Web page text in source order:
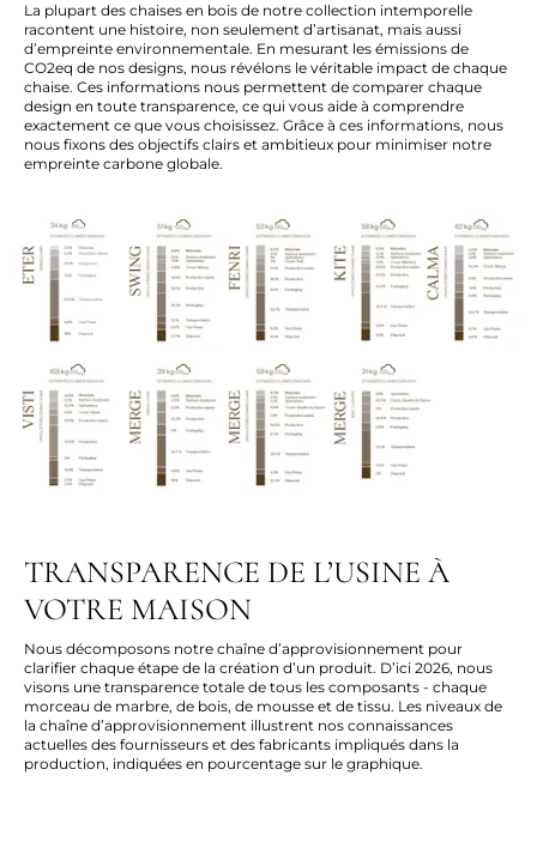
La plupart des chaises en bois de notre collection intemporelle
racontent une histoire, non seulement d’artisanat, mais aussi
d’empreinte environnementale. En mesurant les émissions de
CO2eq de nos designs, nous révélons le véritable impact de chaque
chaise. Ces informations nous permettent de comparer chaque
design en toute transparence, ce qui vous aide à comprendre
exactement ce que vous choisissez. Grâce à ces informations, nous
nous fixons des objectifs clairs et ambitieux pour minimiser notre
empreinte carbone globale.
TRANSPARENCE DE L’USINE À
VOTRE MAISON
Nous décomposons notre chaîne d’approvisionnement pour
clarifier chaque étape de la création d’un produit. D’ici 2026, nous
visons une transparence totale de tous les composants - chaque
morceau de marbre, de bois, de mousse et de tissu. Les niveaux de
la chaîne d’approvisionnement illustrent nos connaissances
actuelles des fournisseurs et des fabricants impliqués dans la
production, indiquées en pourcentage sur le graphique.